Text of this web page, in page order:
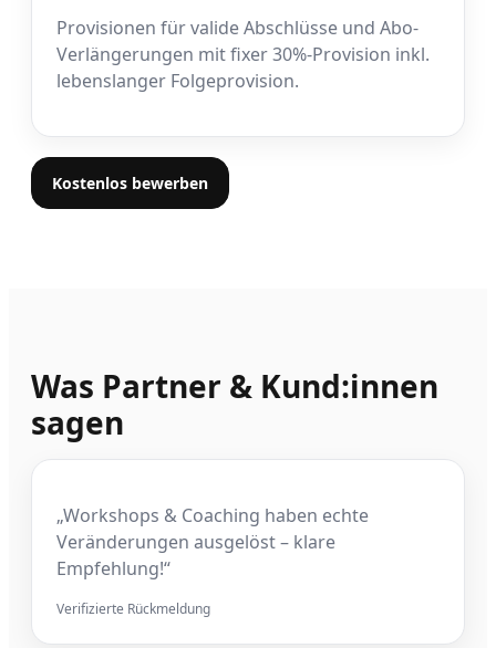
Provisionen für valide Abschlüsse und Abo-
Verlängerungen mit fixer 30%-Provision inkl.
lebenslanger Folgeprovision.
Kostenlos bewerben
Was Partner & Kund:innen
sagen
„Workshops & Coaching haben echte
Veränderungen ausgelöst – klare
Empfehlung!“
Verifizierte Rückmeldung